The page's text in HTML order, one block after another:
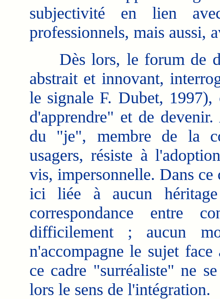
subjectivité en lien
professionnels, mais aussi,
Dès lors, le forum de
abstrait et innovant,
le signale F. Dubet,
d'apprendre" et de
du "je", membre de la
usagers, résiste à
vis, impersonnelle. Dans ce
ici liée à aucun
correspondance entre
difficilement ; aucun
n'accompagne le sujet
ce cadre "surréaliste" ne
lors le sens de l'intégration.